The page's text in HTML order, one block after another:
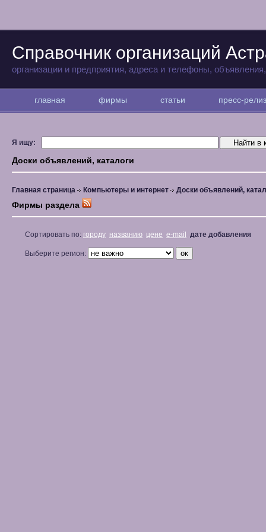
Справочник организаций
организации и предприятия, адреса и телефоны,
главная фирмы статьи пресс-
Я ищу:
Доски объявлений, каталоги
Главная страница Компьютеры и интернет Доски объявлений,
Фирмы раздела
Сортировать по: городу названию цене e-mail дате добавления
Выберите регион: